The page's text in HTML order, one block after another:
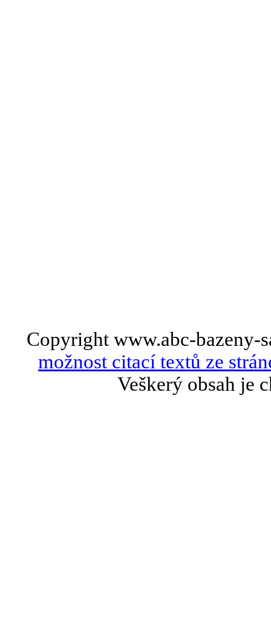
Copyright www.abc-bazeny-
možnost citací textů ze
Veškerý obsah je